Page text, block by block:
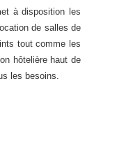
à disposition les
de salles de
tout comme les
hôtelière haut de
les besoins.